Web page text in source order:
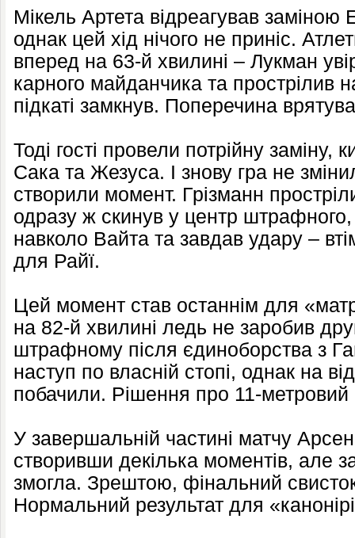
Мікель Артета відреагував
однак цей хід нічого не приніс.
вперед на 63-й хвилині – Лукман
карного майданчика та прострілив
підкаті замкнув. Поперечина
Тоді гості провели потрійну заміну,
Сака та Жезуса. І знову гра не
створили момент. Грізманн
одразу ж скинув у центр
навколо Вайта та завдав удару –
для Райї.
Цей момент став останнім для
на 82-й хвилині ледь не заробив
штрафному після єдиноборства з
наступ по власній стопі, однак на
побачили. Рішення про 11-метровий
У завершальній частині матчу
створивши декілька моментів, але
змогла. Зрештою, фінальний
Нормальний результат для